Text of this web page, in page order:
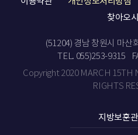
찾아오
(51204) 경남 창원시 마산
TEL. 055)253-9315
Copyright 2020 MARCH 15TH
RIGHTS
지방보훈